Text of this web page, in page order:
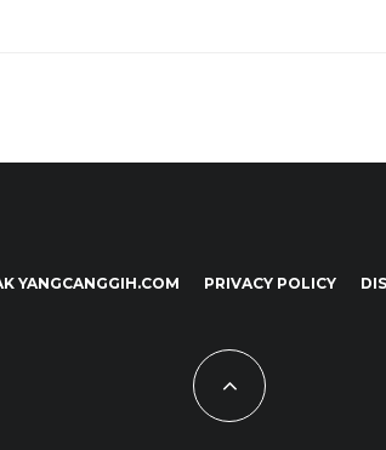
YANGCANGGIH.COM PRIVACY POLICY